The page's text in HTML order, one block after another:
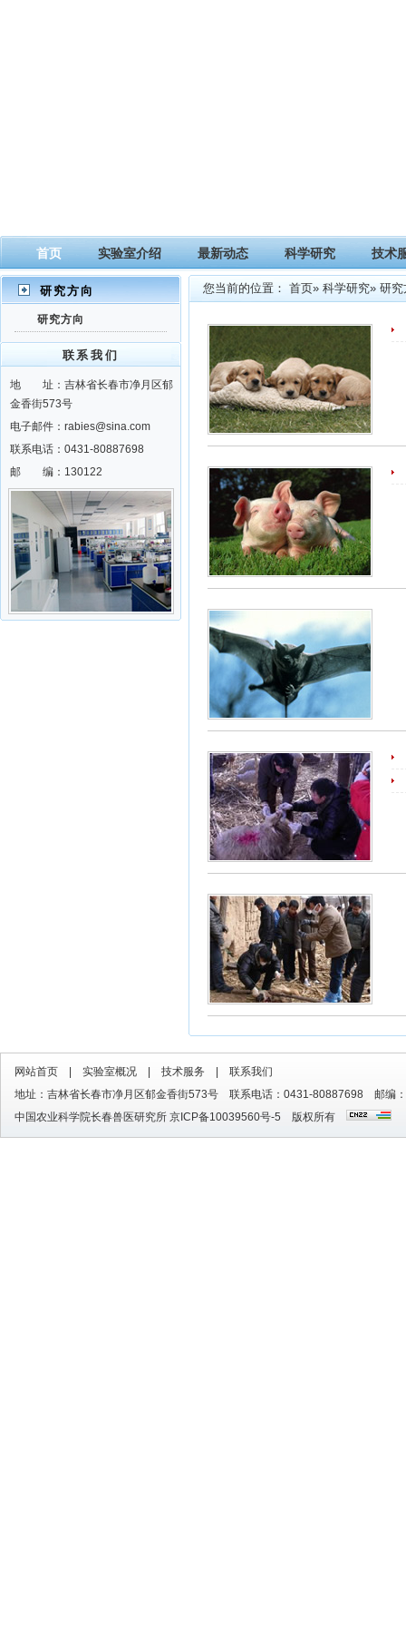
首页 实验室介绍 最新动态 科学研究 技术
研究方向
研究方向
联系我们
地 址：吉林省长春市净月区郁
金香街573号
电子邮件：rabies@sina.com
联系电话：0431-80887698
邮 编：130122
您当前的位置： 首页» 科学研究» 研究
网站首页 实验室概况 技术服务
联系我们
地址：吉林省长春市净月区郁金香街573号 联系电话：0431-80887698 邮编
中国农业科学院长春兽医研究所 京ICP备10039560号-5 版权所有